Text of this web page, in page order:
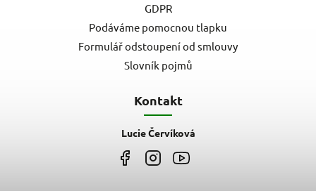
GDPR
Podáváme pomocnou tlapku
Formulář odstoupení od smlouvy
Slovník pojmů
Kontakt
Lucie Červíková